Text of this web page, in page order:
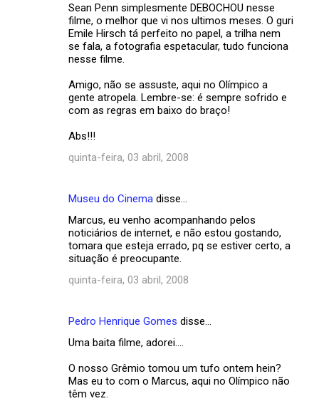
Sean Penn simplesmente DEBOCHOU nesse
filme, o melhor que vi nos ultimos meses. O guri
Emile Hirsch tá perfeito no papel, a trilha nem
se fala, a fotografia espetacular, tudo funciona
nesse filme.
Amigo, não se assuste, aqui no Olímpico a
gente atropela. Lembre-se: é sempre sofrido e
com as regras em baixo do braço!
Abs!!!
quinta-feira, 03 abril, 2008
Museu do Cinema disse…
Marcus, eu venho acompanhando pelos
noticiários de internet, e não estou gostando,
tomara que esteja errado, pq se estiver certo, a
situação é preocupante.
quinta-feira, 03 abril, 2008
Pedro Henrique Gomes disse…
Uma baita filme, adorei....
O nosso Grêmio tomou um tufo ontem hein?
Mas eu to com o Marcus, aqui no Olímpico não
têm vez.